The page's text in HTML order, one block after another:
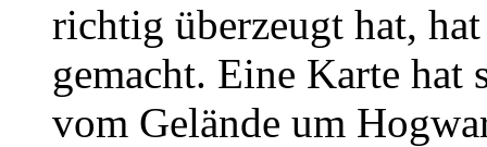
richtig überzeugt hat,
gemacht. Eine Karte hat
vom Gelände um